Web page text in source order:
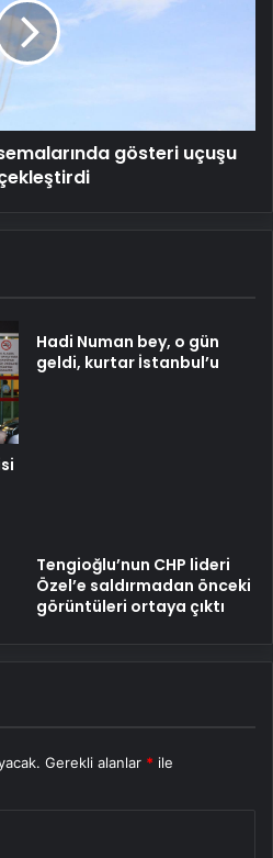
gösteri uçuşu
Hadi Numan bey, o gün
geldi, kurtar İstanbul’u
Tengioğlu’nun CHP lideri
Özel’e saldırmadan önceki
görüntüleri ortaya çıktı
Gerekli alanlar * ile